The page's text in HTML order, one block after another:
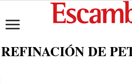
REFINACIÓN DE